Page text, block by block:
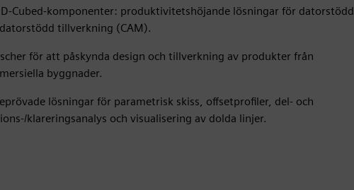
Cubed-komponenter: produktivitetshöjande lösningar för datorstödd
tillverkning (CAM).
för att påskynda design och tillverkning av produkter från
byggnader.
lösningar för parametrisk skiss, offsetprofiler, del- och
klareringsanalys och visualisering av dolda linjer.